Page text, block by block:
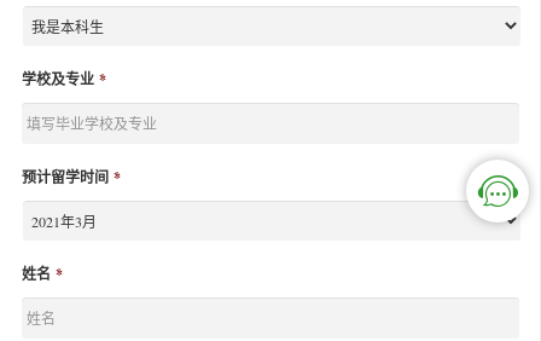
学校及专业 *
预计留学时间 *
姓名 *